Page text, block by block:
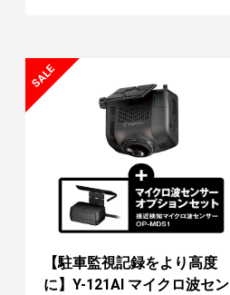
【駐車監視記録をより高度
に】Y-121AI マイクロ波セン